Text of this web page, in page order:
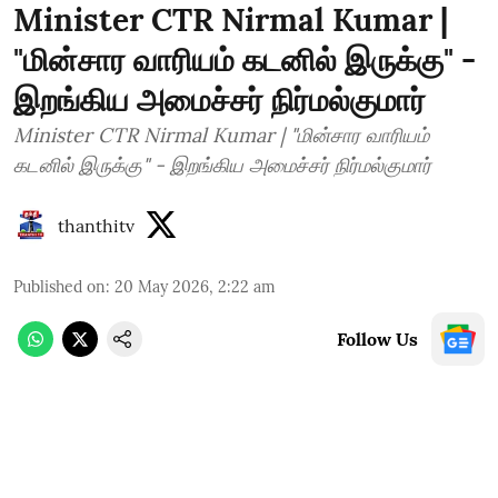
Minister CTR Nirmal Kumar |
"மின்சார வாரியம் கடனில் இருக்கு" -
இறங்கிய அமைச்சர் நிர்மல்குமார்
Minister CTR Nirmal Kumar | "மின்சார வாரியம்
கடனில் இருக்கு" - இறங்கிய அமைச்சர் நிர்மல்குமார்
thanthitv
Published on: 20 May 2026, 2:22 am
Follow Us